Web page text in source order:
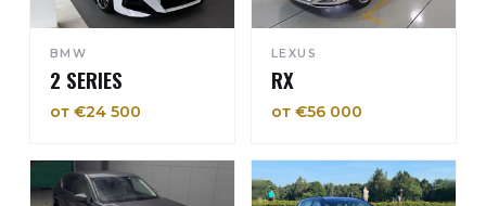
BMW
2 SERIES
от €24 500
LEXUS
RX
от €56 000